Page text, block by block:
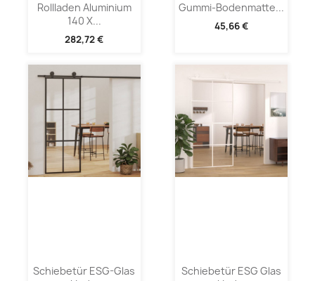
Rollladen Aluminium
140 X...
282,72 €
Gummi-Bodenmatte...
45,66 €
Schiebetür ESG-Glas
Schiebetür ESG Glas